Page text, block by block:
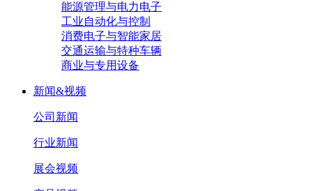
能源管理与电力电子
工业自动化与控制
消费电子与智能家居
交通运输与特种车辆
商业与专用设备
新闻&视频
公司新闻
行业新闻
展会视频